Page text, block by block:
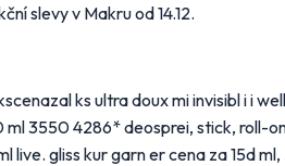
slevy v Makru od 14.12.
ks ultra doux mi invisibl i i
3550 4286* deosprei, stick, roll-
gliss kur garn er cena za 15d
Globus